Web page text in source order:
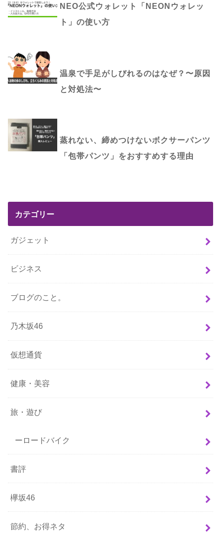
NEO公式ウォレット「NEONウォレッ
ト」の使い方
温泉で手足がしびれるのはなぜ？〜原因
と対処法〜
蒸れない、締めつけないボクサーパンツ
「包帯パンツ」をおすすめする理由
カテゴリー
ガジェット
ビジネス
ブログのこと。
乃木坂46
仮想通貨
健康・美容
旅・遊び
ーロードバイク
書評
欅坂46
節約、お得ネタ